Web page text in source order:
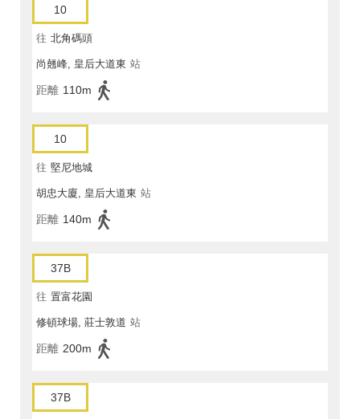
10
往 北角碼頭
尚翹峰, 皇后大道東 站
距離 110m
10
往 堅尼地城
胡忠大廈, 皇后大道東 站
距離 140m
37B
往 置富花園
修頓球場, 莊士敦道 站
距離 200m
37B